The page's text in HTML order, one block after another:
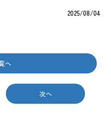
2025/08/04
へ
次へ